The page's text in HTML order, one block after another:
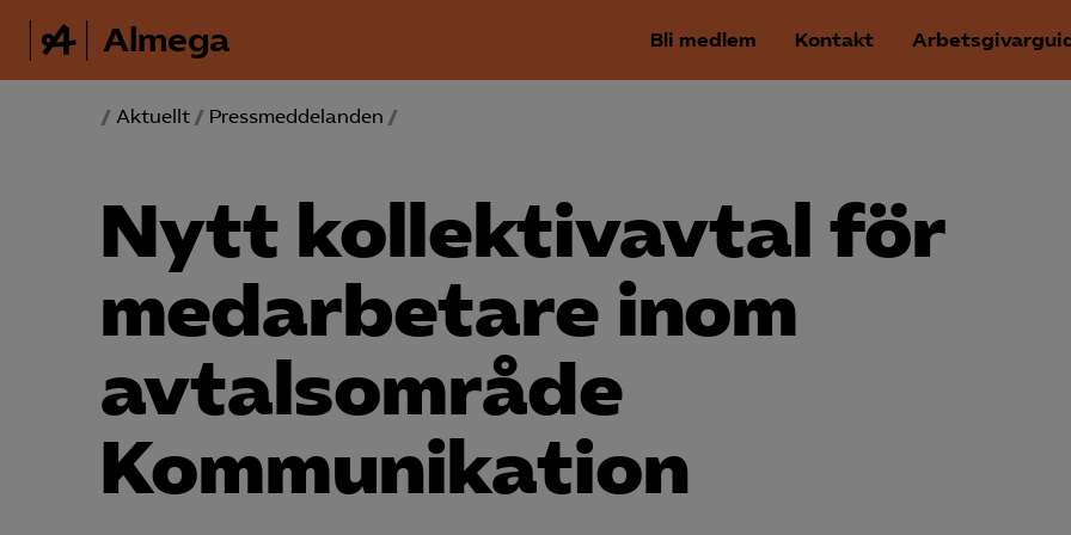
Almega Bli medlem Kontakt
/ Aktuellt / Pressmeddelanden /
Nytt kollektivavtal för
medarbetare inom
avtalsområde
Kommunikation